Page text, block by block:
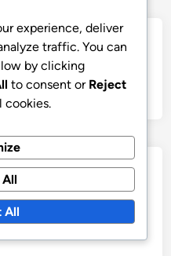
experience, deliver
traffic. You can
by clicking
to consent or Reject
cookies.
All